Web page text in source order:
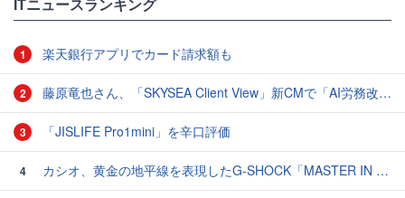
1 楽天銀行アプリでカード請求額も
2 藤原竜也さん、「SKYSEA Client View」新CMで「AI労務改善」をアピール 働き方をAIが分析したら「すぐに休んで」と言われる？
3 「JISLIFE Pro1mini」を辛口評価
4 カシオ、黄金の地平線を表現したG-SHOCK「MASTER IN HORIZON GOLD」3モデル